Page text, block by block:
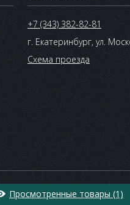
+7 (343) 382-82-81
г. Екатеринбург, ул.
Схема проезда
Просмотренные товары (1)